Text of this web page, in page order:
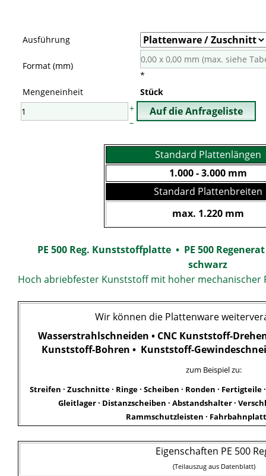
Ausführung
Format (mm)
*
Mengeneinheit
Stück
+
–
Standard Plattenlängen
1.000 - 3.000 mm
Standard Plattenbreiten
max. 1.220 mm
PE 500 Reg. Kunststoffplatte • PE 500
schwarz
Hoch abriebfester Kunststoff mit hoher mechanischer
Wir können die Plattenware
Wasserstrahlschneiden • CNC Kunststoff-
Kunststoff-Bohren • Kunststoff-
zum Beispiel zu:
Streifen · Zuschnitte · Ringe · Scheiben · Ronden · Fertigteile
Gleitlager · Distanzscheiben · Abstandshalter ·
Rammschutzleisten ·
Eigenschaften PE 500
(Teilauszug aus Datenblatt)